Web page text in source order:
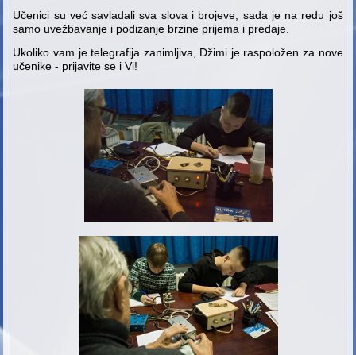
Učenici su već savladali sva slova i brojeve, sada je na redu još
samo uvežbavanje i podizanje brzine prijema i predaje.
Ukoliko vam je telegrafija zanimljiva, Džimi je raspoložen za nove
učenike - prijavite se i Vi!